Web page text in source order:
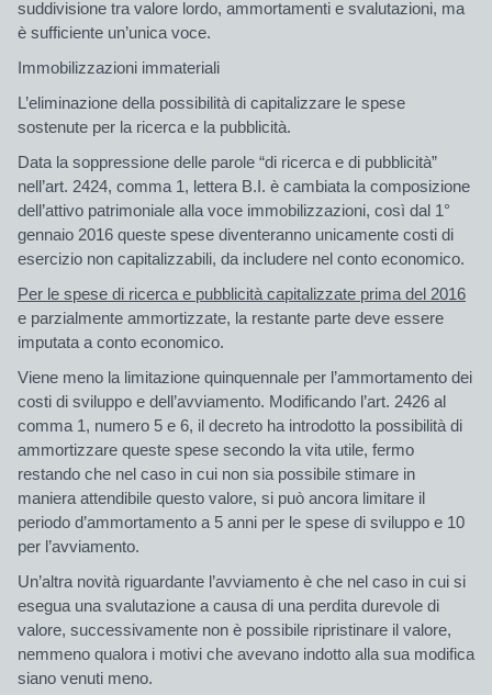
suddivisione tra valore lordo, ammortamenti e svalutazioni, ma
è sufficiente un’unica voce.
Immobilizzazioni immateriali
L’eliminazione della possibilità di capitalizzare le spese
sostenute per la ricerca e la pubblicità.
Data la soppressione delle parole “di ricerca e di pubblicità”
nell’art. 2424, comma 1, lettera B.I. è cambiata la composizione
dell’attivo patrimoniale alla voce immobilizzazioni, così dal 1°
gennaio 2016 queste spese diventeranno unicamente costi di
esercizio non capitalizzabili, da includere nel conto economico.
Per le spese di ricerca e pubblicità capitalizzate prima del 2016
e parzialmente ammortizzate, la restante parte deve essere
imputata a conto economico.
Viene meno la limitazione quinquennale per l’ammortamento dei
costi di sviluppo e dell’avviamento. Modificando l’art. 2426 al
comma 1, numero 5 e 6, il decreto ha introdotto la possibilità di
ammortizzare queste spese secondo la vita utile, fermo
restando che nel caso in cui non sia possibile stimare in
maniera attendibile questo valore, si può ancora limitare il
periodo d’ammortamento a 5 anni per le spese di sviluppo e 10
per l’avviamento.
Un’altra novità riguardante l’avviamento è che nel caso in cui si
esegua una svalutazione a causa di una perdita durevole di
valore, successivamente non è possibile ripristinare il valore,
nemmeno qualora i motivi che avevano indotto alla sua modifica
siano venuti meno.